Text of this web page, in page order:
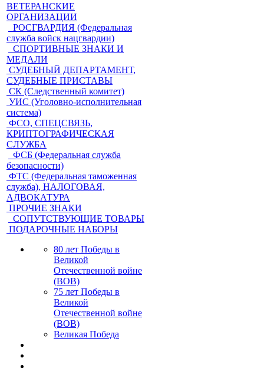
ВЕТЕРАНСКИЕ
ОРГАНИЗАЦИИ
РОСГВАРДИЯ (Федеральная
служба войск нацгвардии)
СПОРТИВНЫЕ ЗНАКИ И
МЕДАЛИ
СУДЕБНЫЙ ДЕПАРТАМЕНТ,
СУДЕБНЫЕ ПРИСТАВЫ
СК (Следственный комитет)
УИС (Уголовно-исполнительная
система)
ФСО, СПЕЦСВЯЗЬ,
КРИПТОГРАФИЧЕСКАЯ
СЛУЖБА
ФСБ (Федеральная служба
безопасности)
ФТС (Федеральная таможенная
служба), НАЛОГОВАЯ,
АДВОКАТУРА
ПРОЧИЕ ЗНАКИ
СОПУТСТВУЮЩИЕ ТОВАРЫ
ПОДАРОЧНЫЕ НАБОРЫ
80 лет Победы в
Великой
Отечественной войне
(ВОВ)
75 лет Победы в
Великой
Отечественной войне
(ВОВ)
Великая Победа